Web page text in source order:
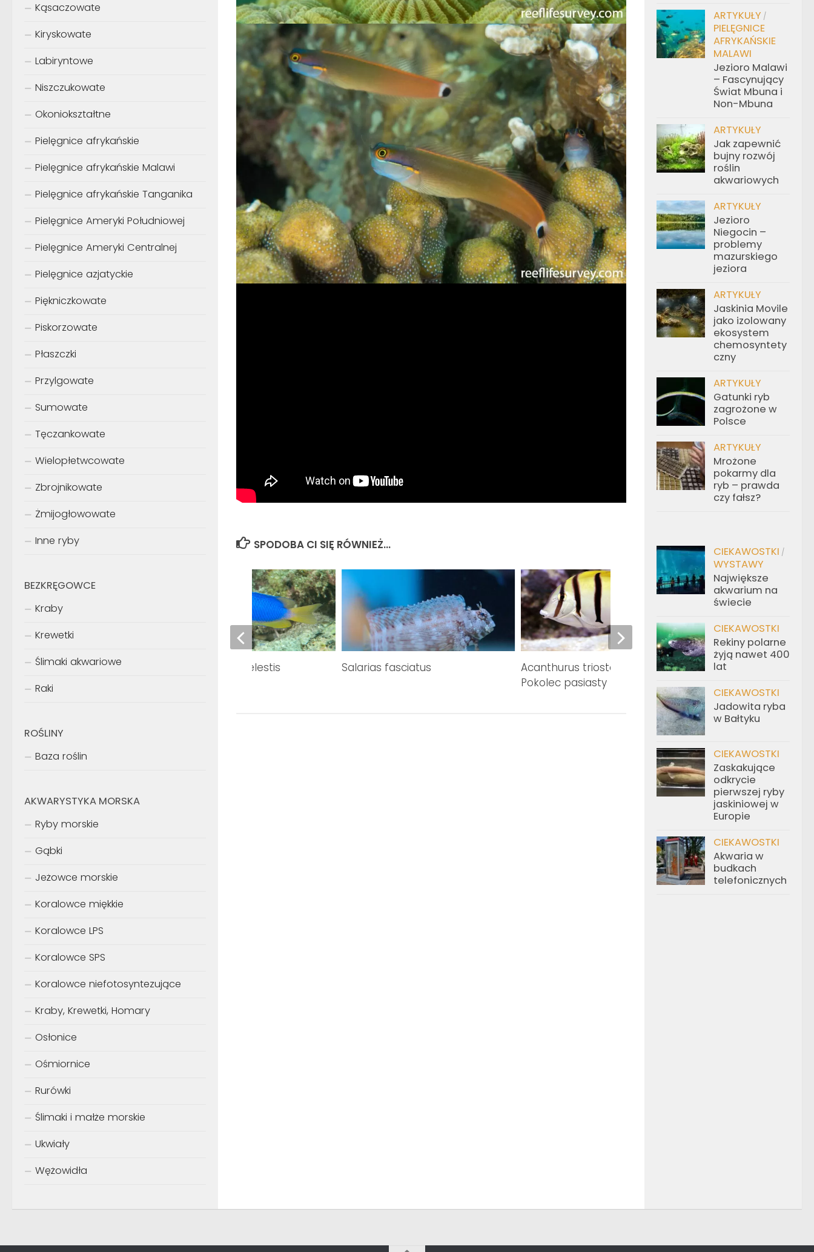
SPODOBA CI SIĘ RÓWNIEŻ...
Salarias fasciatus
Acanthurus triostegus –
Pokolec pasiasty
Pomacanthus
Pomacentrus coelestis
Kąsaczowate
Kiryskowate
Labiryntowe
Niszczukowate
Okoniokształtne
Pielęgnice afrykańskie
Pielęgnice afrykańskie Malawi
Pielęgnice afrykańskie Tanganika
Pielęgnice Ameryki Południowej
Pielęgnice Ameryki Centralnej
Pielęgnice azjatyckie
Piękniczkowate
Piskorzowate
Płaszczki
Przylgowate
Sumowate
Tęczankowate
Wielopłetwcowate
Zbrojnikowate
Żmijogłowowate
Inne ryby
BEZKRĘGOWCE
Kraby
Krewetki
Ślimaki akwariowe
Raki
ROŚLINY
Baza roślin
AKWARYSTYKA MORSKA
Ryby morskie
Gąbki
Jeżowce morskie
Koralowce miękkie
Koralowce LPS
Koralowce SPS
Koralowce niefotosyntezujące
Kraby, Krewetki, Homary
Osłonice
Ośmiornice
Rurówki
Ślimaki i małże morskie
Ukwiały
Wężowidła
ARTYKUŁY /
PIELĘGNICE
AFRYKAŃSKIE
MALAWI
Jezioro Malawi
– Fascynujący
Świat Mbuna i
Non-Mbuna
ARTYKUŁY
Jak zapewnić
bujny rozwój
roślin
akwariowych
ARTYKUŁY
Jezioro
Niegocin –
problemy
mazurskiego
jeziora
ARTYKUŁY
Jaskinia Movile
jako izolowany
ekosystem
chemosyntety
czny
ARTYKUŁY
Gatunki ryb
zagrożone w
Polsce
ARTYKUŁY
Mrożone
pokarmy dla
ryb – prawda
czy fałsz?
CIEKAWOSTKI /
WYSTAWY
Największe
akwarium na
świecie
CIEKAWOSTKI
Rekiny polarne
żyją nawet 400
lat
CIEKAWOSTKI
Jadowita ryba
w Bałtyku
CIEKAWOSTKI
Zaskakujące
odkrycie
pierwszej ryby
jaskiniowej w
Europie
CIEKAWOSTKI
Akwaria w
budkach
telefonicznych